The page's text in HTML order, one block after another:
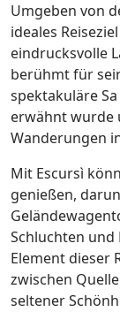
Umgeben von
ideales
eindrucksvolle
berühmt für
spektakuläre
erwähnt wurde
Wanderungen
Mit Escursì
genießen,
Schluchten und
Element dieser
zwischen
seltener